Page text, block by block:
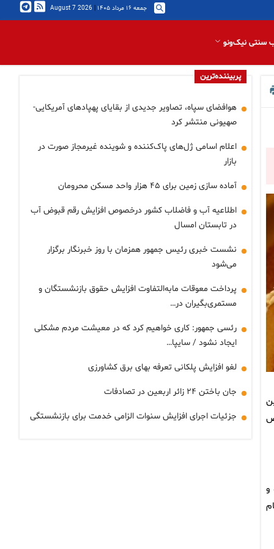
جمعه ۱۶ مرداد ۱۴۰۵ |
2026 August 7
سنتی نیک‌ونو
بر این
و
پربیننده‌ترین
هوافضای سپاه، تصاویر جدیدی از بقایای پهپادهای آمریکایی-
صهیونی منتشر کرد
اعلام اسامی ژل‌های پاک‌کننده و شوینده غیرمجاز صورت در
بازار
آماده سازی زمین برای ۴۵ هزار واحد مسکن محرومان
اطلاعیه آب و فاضلاب کشور درخصوص افزایش رقم قبوض آب
در تابستان امسال
نشست خبری رئیس جمهور همزمان با روز خبرنگار برگزار
می‌شود
پرداخت معوقات مابه‌التفاوت افزایش حقوق بازنشستگان و
مستمری‌بگیران در…
رئسی جمهور: کاری خواهیم کرد که در معیشت مردم مشکلی
ایجاد نشود / سایپا…
لغو افزایش پلکانی تعرفه بهای برق کشاورزی
جان باختن ۲۴ زائر اربعین در تصادفات
جزئیات اجرای افزایش سنوات الزامی خدمت برای بازنشستگی